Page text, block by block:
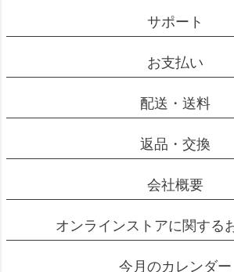
サポート
お支払い
配送・送料
返品・交換
会社概要
オンラインストアに関する
今月のカレンダー